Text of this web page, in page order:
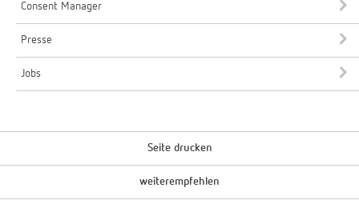
Consent Manager
Presse
Jobs
Seite drucken
weiterempfehlen